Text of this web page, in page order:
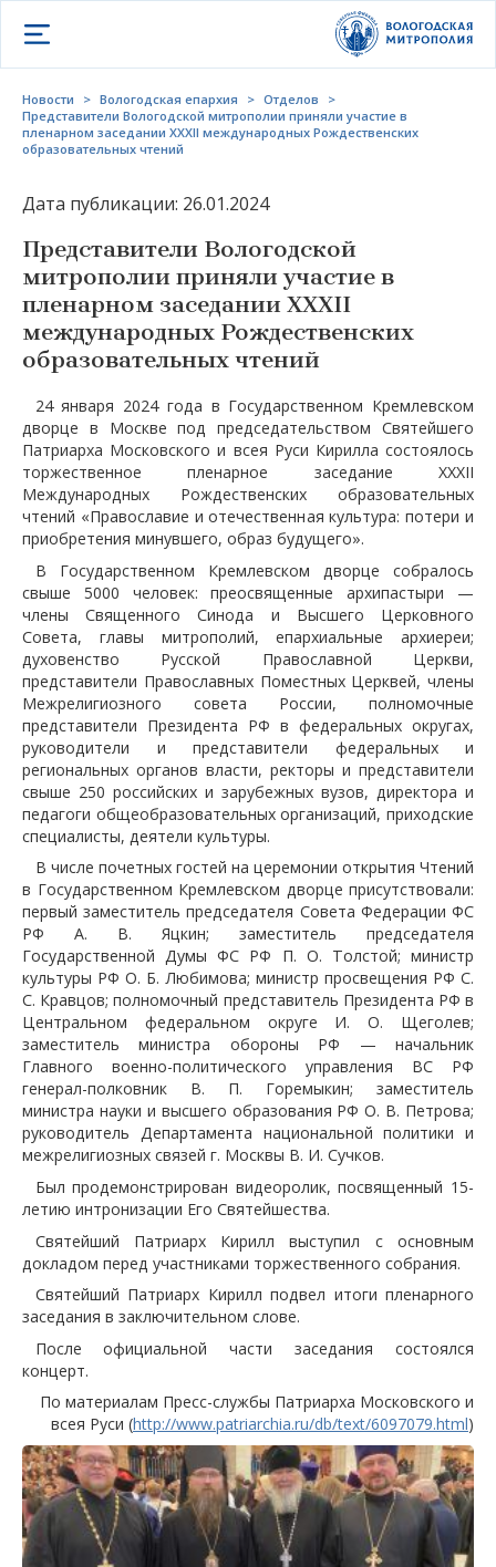
Открыть меню
Новости > Вологодская епархия > Отделов
>
Представители Вологодской митрополии приняли участие в
пленарном заседании XXXII международных Рождественских
образовательных чтений
Дата публикации: 26.01.2024
Представители Вологодской
митрополии приняли участие в
пленарном заседании XXXII
международных Рождественских
образовательных чтений
24 января 2024 года в Государственном Кремлевском
дворце в Москве под председательством Святейшего
Патриарха Московского и всея Руси Кирилла состоялось
торжественное пленарное заседание XXXII
Международных Рождественских образовательных
чтений «Православие и отечественная культура: потери и
приобретения минувшего, образ будущего».
В Государственном Кремлевском дворце собралось
свыше 5000 человек: преосвященные архипастыри —
члены Священного Синода и Высшего Церковного
Совета, главы митрополий, епархиальные архиереи;
духовенство Русской Православной Церкви,
представители Православных Поместных Церквей, члены
Межрелигиозного совета России, полномочные
представители Президента РФ в федеральных округах,
руководители и представители федеральных и
региональных органов власти, ректоры и представители
свыше 250 российских и зарубежных вузов, директора и
педагоги общеобразовательных организаций, приходские
специалисты, деятели культуры.
В числе почетных гостей на церемонии открытия Чтений
в Государственном Кремлевском дворце присутствовали:
первый заместитель председателя Совета Федерации ФС
РФ А. В. Яцкин; заместитель председателя
Государственной Думы ФС РФ П. О. Толстой; министр
культуры РФ О. Б. Любимова; министр просвещения РФ С.
С. Кравцов; полномочный представитель Президента РФ в
Центральном федеральном округе И. О. Щеголев;
заместитель министра обороны РФ — начальник
Главного военно-политического управления ВС РФ
генерал-полковник В. П. Горемыкин; заместитель
министра науки и высшего образования РФ О. В. Петрова;
руководитель Департамента национальной политики и
межрелигиозных связей г. Москвы В. И. Сучков.
Был продемонстрирован видеоролик, посвященный 15-
летию интронизации Его Святейшества.
Святейший Патриарх Кирилл выступил с основным
докладом перед участниками торжественного собрания.
Святейший Патриарх Кирилл подвел итоги пленарного
заседания в заключительном слове.
После официальной части заседания состоялся
концерт.
По материалам Пресс-службы Патриарха Московского и
всея Руси (http://www.patriarchia.ru/db/text/6097079.html)